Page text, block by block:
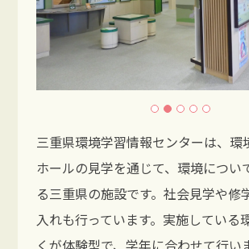
三重県環境学習情報センターは、環
ホールの見学を通じて、環境につい
る三重県の施設です。社会見学や修
入れも行っています。実施している
くが体験型で、学年に合わせて行い